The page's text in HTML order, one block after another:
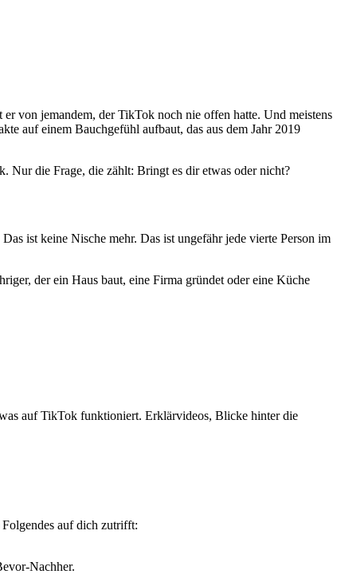
von jemandem, der TikTok noch nie offen hatte. Und meistens
auf einem Bauchgefühl aufbaut, das aus dem Jahr 2019
Nur die Frage, die zählt: Bringt es dir etwas oder nicht?
ist keine Nische mehr. Das ist ungefähr jede vierte Person im
der ein Haus baut, eine Firma gründet oder eine Küche
auf TikTok funktioniert. Erklärvideos, Blicke hinter die
auf dich zutrifft:
Nachher.